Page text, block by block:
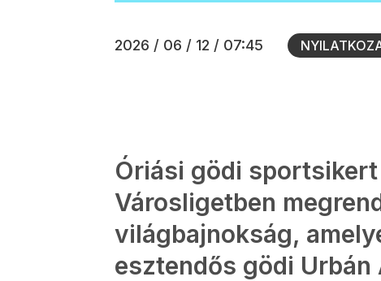
2026 / 06 / 12 / 07:45
Óriási gödi
Városligetben
világbajnokság,
esztendős gödi Urbán